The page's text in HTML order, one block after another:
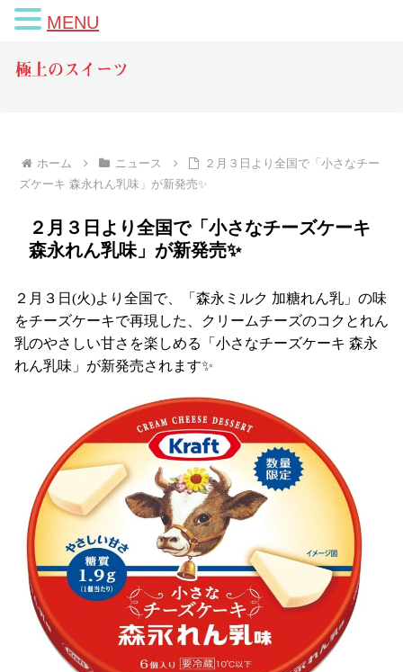
極上のスイーツ
ホーム ニュース
２月３日より全国で「小さなチー
ズケーキ 森永れん乳味」が新発売✨
２月３日より全国で「小さなチーズケーキ
森永れん乳味」が新発売✨
２月３日(火)より全国で、「森永ミルク 加糖れん乳」の味
をチーズケーキで再現した、クリームチーズのコクとれん
乳のやさしい甘さを楽しめる「小さなチーズケーキ 森永
れん乳味」が新発売されます✨
MENU